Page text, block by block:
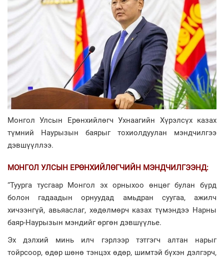
Монгол Улсын Ерөнхийлөгч Ухнаагийн Хүрэлсүх казах
түмний Наурызын баярыг тохиолдуулан мэндчилгээ
дэвшүүллээ.
МОНГОЛ УЛСЫН ЕРӨНХИЙЛӨГЧИЙН МЭНДЧИЛГЭЭНД:
“Туурга тусгаар Монгол эх орныхоо өнцөг булан бүрд
болон гадаадын орнуудад амьдран суугаа, ажилч
хичээнгүй, авьяаслаг, хөдөлмөрч казах түмэндээ Нарны
баяр-Наурызын мэндийг өргөн дэвшүүлье.
Эх дэлхий минь илч гэрлээр тэтгэгч алтан нарыг
тойрсоор, өдөр шөнө тэнцэх өдөр, шимтэй бүхэн дэлгэрч,